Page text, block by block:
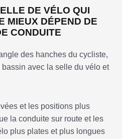
DE VÉLO QUI
MIEUX DÉPEND DE
CONDUITE
des hanches du cycliste,
avec la selle du vélo et
et les positions plus
la conduite sur route et les
plus plates et plus longues